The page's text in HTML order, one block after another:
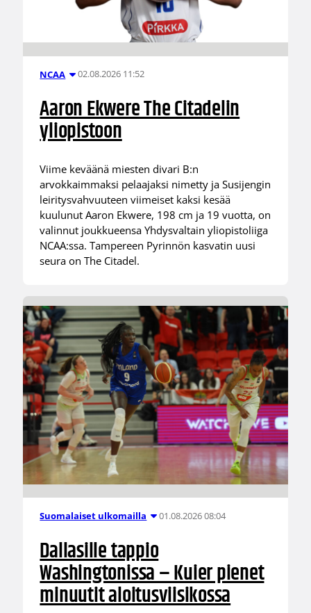
NCAA 02.08.2026 11:52
Aaron Ekwere The Citadelin
yliopistoon
Viime keväänä miesten divari B:n
arvokkaimmaksi pelaajaksi nimetty ja Susijengin
leiritysvahvuuteen viimeiset kaksi kesää
kuulunut Aaron Ekwere, 198 cm ja 19 vuotta, on
valinnut joukkueensa Yhdysvaltain yliopistoliiga
NCAA:ssa. Tampereen Pyrinnön kasvatin uusi
seura on The Citadel.
Suomalaiset ulkomailla 01.08.2026 08:04
Dallasille tappio
Washingtonissa – Kuier pienet
minuutit aloitusviisikossa